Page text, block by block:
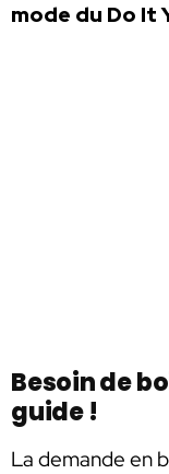
mode du Do It
Besoin de
guide !
La demande en